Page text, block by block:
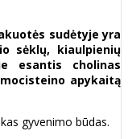
sudėtyje yra
sėklų, kiaulpienių
esantis cholinas
apykaitą
gyvenimo būdas.